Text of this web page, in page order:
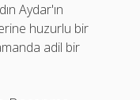
Aydar'ın
huzurlu bir
adil bir